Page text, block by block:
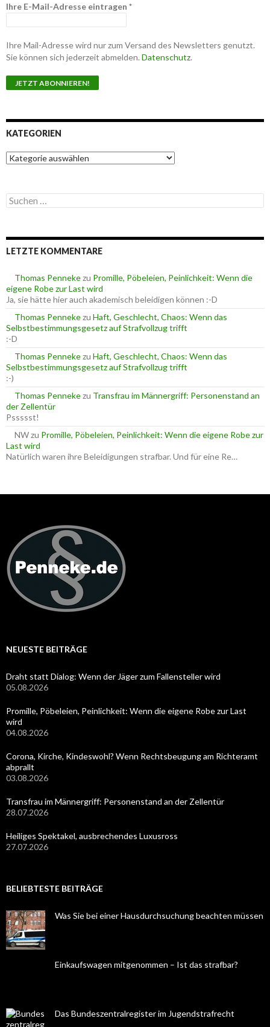
Ihre E-Mail-Adresse eintragen *
Ihre Mail-Adresse wird nur zum Versand des Newsletters genutzt.
Sie können sich jederzeit abmelden. Datenschutz.
KATEGORIEN
K
a
g
o
n
S
u
e
n
c
h
:
LETZTE KOMMENTARE
Thomas Pennekezu Promille, Pöbeleien, Peinlichkeit: Wenn die
eigene Robe zur Last wird
Ja, sie hätte hier auch akademisch beleidigen können :-D
Thomas Pennekezu Haft, Geschlecht, Chaos: Wenn das
Selbstbestimmungsgesetz auf Strafvollzug trifft
:-D
Thomas Pennekezu Haft, Geschlecht, Chaos: Wenn das
Selbstbestimmungsgesetz auf Strafvollzug trifft
:-)
Thomas Pennekezu Transfrau im Männergriff: Personenstand an
der Zellentür
Pssssst!
NWzu Promille, Pöbeleien, Peinlichkeit: Wenn die eigene Robe zur
Last wird
Natürlich waren ihre Beleidigungen strafbar. Und für eine Re…
NEUESTE BEITRÄGE
Draht statt Dialog: Wenn der Jäger zum Fallensteller wird
05.08.2026
Promille, Pöbeleien, Peinlichkeit: Wenn die eigene Robe zur Last
wird
04.08.2026
Corona, Kirche, Kindeswohl? Wenn Rechtsbeugung am Richteramt
abprallt
03.08.2026
Transfrau im Männergriff: Personenstand an der Zellentür
28.07.2026
Heiliges Spektakel, ausbrechendes Luxusross
27.07.2026
BELIEBTESTE BEITRÄGE
Was Sie bei einer Hausdurchsuchung beachten müssen
Einkaufswagen mitgenommen – Ist das strafbar?
Das Bundeszentralregister im Jugendstrafrecht